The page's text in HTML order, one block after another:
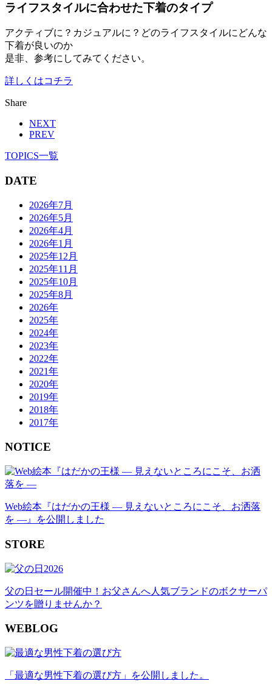
ライフスタイルに合わせた下着のタイプ
アクティブに？カジュアルに？どのライフスタイルにどんな
下着が良いのか
是非、参考にしてみてください。
詳しくはコチラ
Share
NEXT
PREV
TOPICS一覧
DATE
2026年7月
2026年5月
2026年4月
2026年1月
2025年12月
2025年11月
2025年10月
2025年8月
2026年
2025年
2024年
2023年
2022年
2021年
2020年
2019年
2018年
2017年
NOTICE
Web絵本『はだかの王様 ― 見えないところにこそ、お洒落
を ―』を公開しました
STORE
父の日セール開催中！お父さんへ人気ブランドのボクサーパ
ンツを贈りませんか？
WEBLOG
「最適な男性下着の選び方」を公開しました。